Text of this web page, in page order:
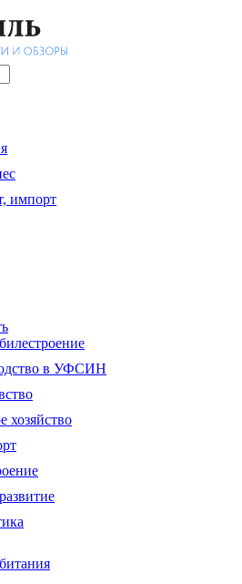
импорт
в УФСИН
хозяйство